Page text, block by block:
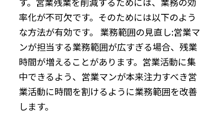
率化が不可欠です。そのためには以下のよう
な方法が有効です。 業務範囲の見直し:営業マ
ンが担当する業務範囲が広すぎる場合、残業
時間が増えることがあります。営業活動に集
中できるよう、営業マンが本来注力すべき営
業活動に時間を割けるように業務範囲を改善
します。